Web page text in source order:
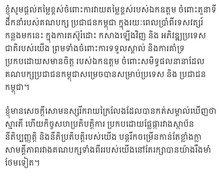
ខ្ញុំសូមផ្តល់តម្លៃខ្ពស់ចំពោះការវាយតម្លៃខ្ពស់របស់ឯកឧត្តម ចំពោះតួនាទី
ដឹកនាំរបស់គណបក្ស ប្រជាជនកម្ពុជា ក្នុងរយៈពេលប្រាំពីរទសវត្សរ៍
កន្លងមកនេះ ក្នុងការតស៊ូរំដោះ កសាងឡើងវិញ និង អភិវឌ្ឍប្រទេស
ជាតិរបស់យើង ព្រមទាំងចំពោះការទទួលស្គាល់ និងការគាំទ្រ
ប្រកបដោយសមានចិត្ត របស់ឯកឧត្តម ចំពោះសមិទ្ធផលនានាដែល
គណបក្សប្រជាជនកម្ពុជាសម្រេចបានសម្រាប់ប្រទេស និង ប្រជាជន
កម្ពុជា។
ខ្ញុំមានសេចក្តីសោមនស្សរីករាយក្រៃលែងដែលបានកត់សម្គាល់ឃើញថា
ស្មារតី ហើយកិច្ចសហប្រតិបត្តិការ ប្រកបដោយផ្លែផ្ការវាងស្ថាប័ន
នីតិប្បញ្ញត្តិ និងនីតិប្រតិបត្តិរបស់យើង បន្តរីកចម្រើនកាន់តែខ្លាំងក្លា
សាមគ្គីភាពរវាងគណបក្សទាំងពីររបស់យើងនៅតែរក្សាបានយ៉ាងរឹងមាំ
ថែមទៀត។